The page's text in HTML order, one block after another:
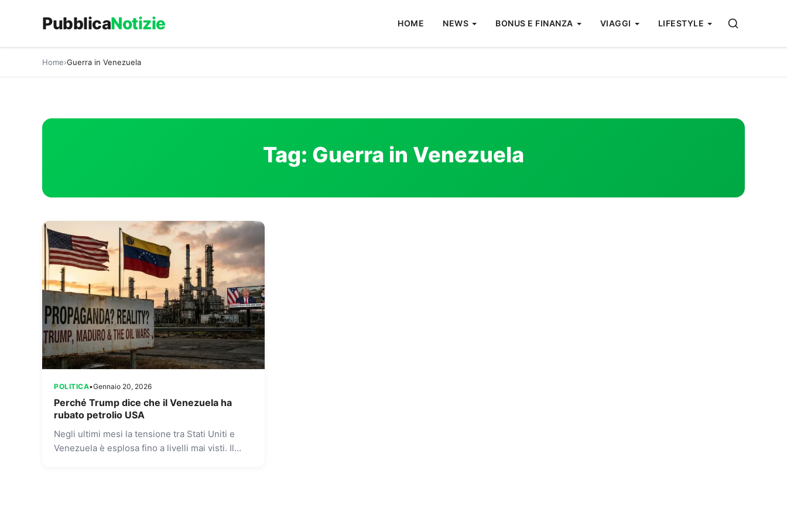
PubblicaNotizie HOME NEWS BONUS E FINANZA VIAGGI LIFESTYLE
Home Guerra in Venezuela
Tag: Guerra in Venezuela
POLITICA•Gennaio 20, 2026
Perché Trump dice che il Venezuela ha
rubato petrolio USA
Negli ultimi mesi la tensione tra Stati Uniti e
Venezuela è esplosa fino a livelli mai visti. Il